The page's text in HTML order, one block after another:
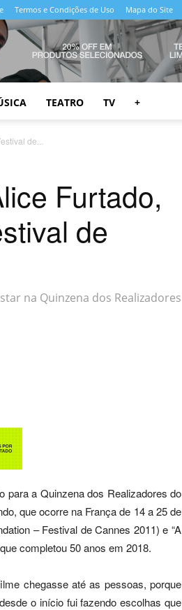
Termos e Condições de Uso Mapa do Site
TEATRO TV +
de...
Furtado,
de
na Quinzena dos Realizadores
para a Quinzena dos Realizadores do
que ocorre na França de 14 a 25 de
– Festival de Cannes 2011) e “A
completou 50 anos em 2018.
chegasse até as pessoas, porque
o início fui fazendo escolhas que